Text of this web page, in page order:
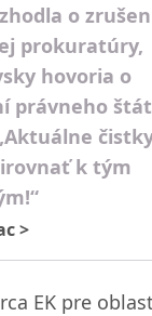
o
prokuratúry,
hovoria o
právneho
k tým
>
EK pre